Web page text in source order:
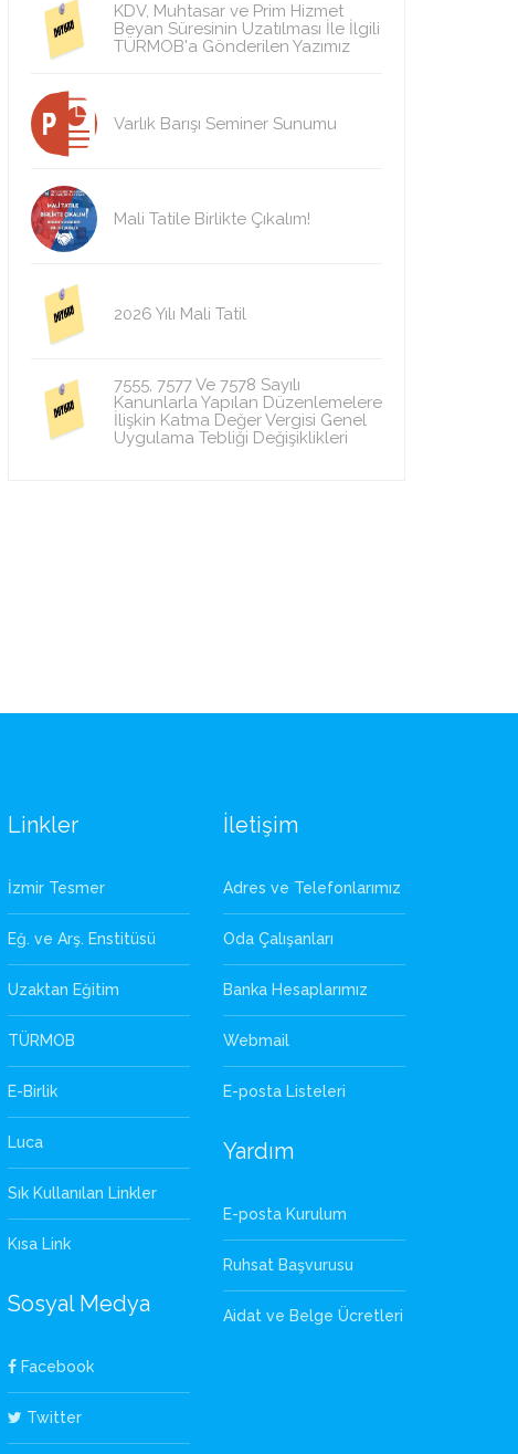
KDV, Muhtasar ve Prim Hizmet
Beyan Süresinin Uzatılması İle İlgili
TÜRMOB'a Gönderilen Yazımız
Varlık Barışı Seminer Sunumu
Mali Tatile Birlikte Çıkalım!
2026 Yılı Mali Tatil
7555, 7577 Ve 7578 Sayılı
Kanunlarla Yapılan Düzenlemelere
İlişkin Katma Değer Vergisi Genel
Uygulama Tebliği Değişiklikleri
Linkler
İzmir Tesmer
Eğ. ve Arş. Enstitüsü
Uzaktan Eğitim
TÜRMOB
E-Birlik
Luca
Sık Kullanılan Linkler
Kısa Link
Sosyal Medya
Facebook
Twitter
İletişim
Adres ve Telefonlarımız
Oda Çalışanları
Banka Hesaplarımız
Webmail
E-posta Listeleri
Yardım
E-posta Kurulum
Ruhsat Başvurusu
Aidat ve Belge Ücretleri